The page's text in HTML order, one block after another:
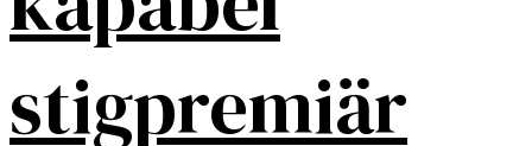
stigpremiär